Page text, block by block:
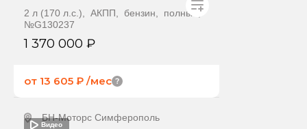
2 л (170 л.с.), АКПП, бензин, полный,
№G130237
1 370 000 ₽
от 13 605 ₽ /мес
БН-Моторс Симферополь
Видео